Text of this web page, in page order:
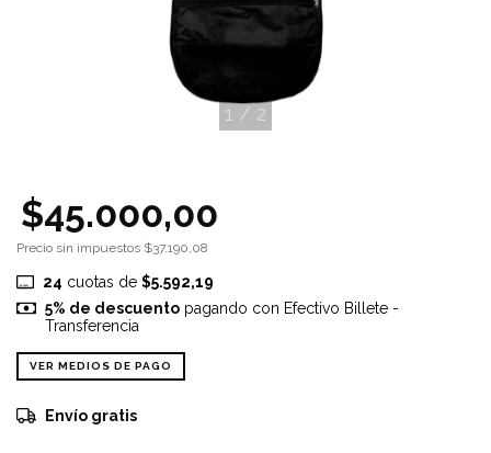
1 / 2
$45.000,00
Precio sin impuestos $37.190,08
24 cuotas de $5.592,19
5% de descuentopagando con Efectivo Billete -
Transferencia
VER MEDIOS DE PAGO
Envío gratis